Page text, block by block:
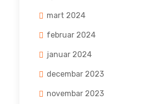
mart 2024
februar 2024
januar 2024
decembar 2023
novembar 2023